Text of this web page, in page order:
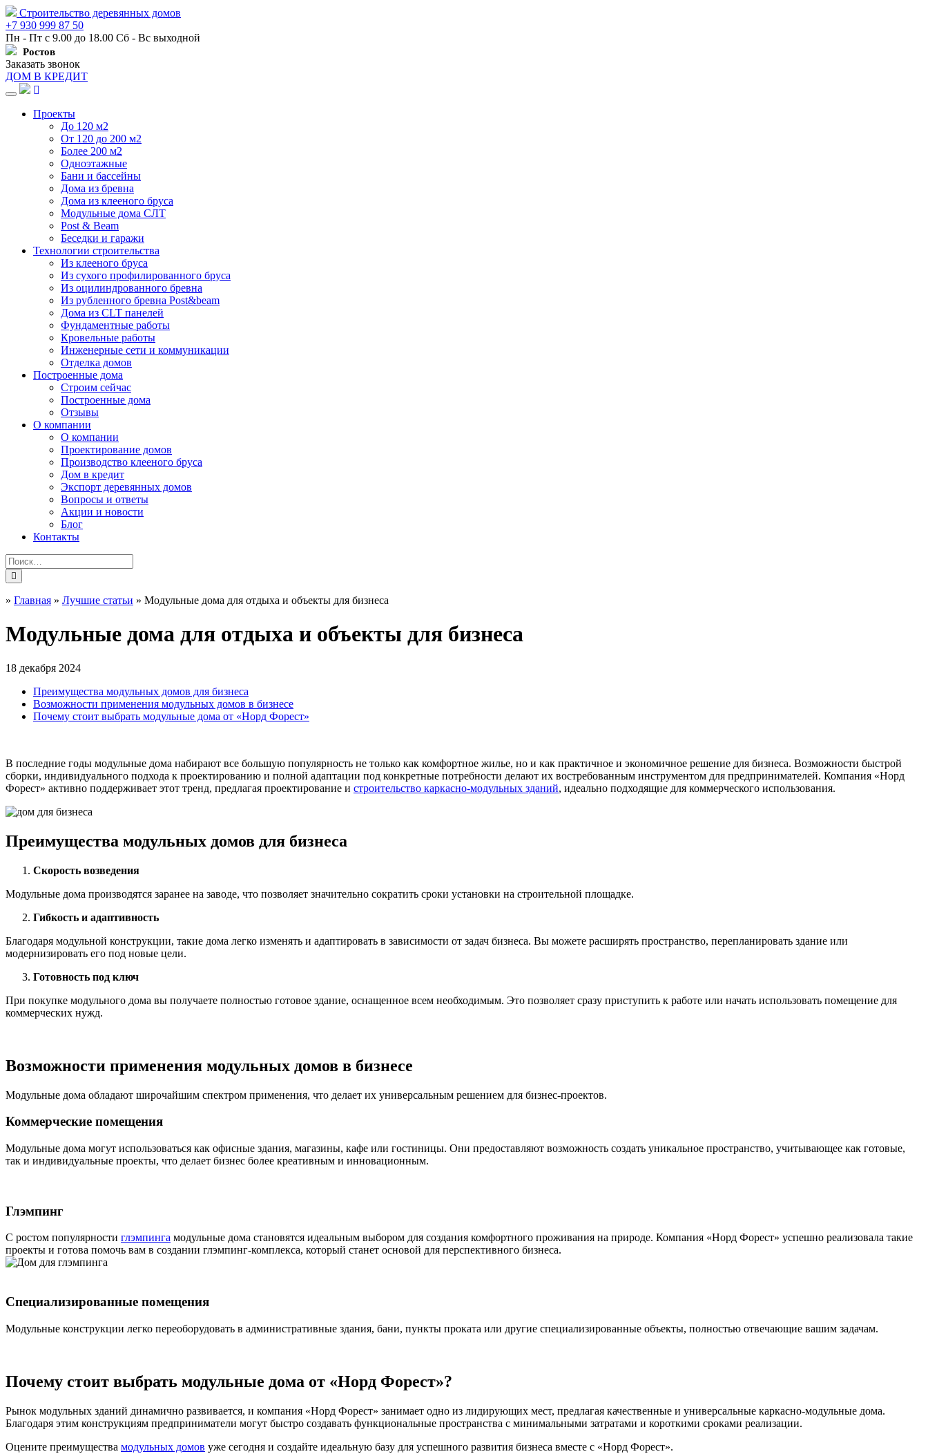
Строительство деревянных домов
+7 930 999 87 50
Пн - Пт с 9.00 до 18.00 Сб - Вс выходной
Ростов
Заказать звонок
ДОМ В КРЕДИТ
Навигация
Проекты
До 120 м2
От 120 до 200 м2
Более 200 м2
Одноэтажные
Бани и бассейны
Дома из бревна
Дома из клееного бруса
Модульные дома СЛТ
Post & Beam
Беседки и гаражи
Технологии строительства
Из клееного бруса
Из сухого профилированного бруса
Из оцилиндрованного бревна
Из рубленного бревна Post&beam
Дома из CLT панелей
Фундаментные работы
Кровельные работы
Инженерные сети и коммуникации
Отделка домов
Построенные дома
Строим сейчас
Построенные дома
Отзывы
О компании
О компании
Проектирование домов
Производство клееного бруса
Дом в кредит
Экспорт деревянных домов
Вопросы и ответы
Акции и новости
Блог
Контакты
» Главная » Лучшие статьи » Модульные дома для отдыха и объекты для бизнеса
Модульные дома для отдыха и объекты для бизнеса
18 декабря 2024
Преимущества модульных домов для бизнеса
Возможности применения модульных домов в бизнесе
Почему стоит выбрать модульные дома от «Норд Форест»
В последние годы модульные дома набирают все большую популярность не только как комфортное жилье, но и как практичное и экономичное решение для бизнеса. Возможности быстрой
сборки, индивидуального подхода к проектированию и полной адаптации под конкретные потребности делают их востребованным инструментом для предпринимателей. Компания «Норд
Форест» активно поддерживает этот тренд, предлагая проектирование и строительство каркасно-модульных зданий, идеально подходящие для коммерческого использования.
Преимущества модульных домов для бизнеса
Скорость возведения
Модульные дома производятся заранее на заводе, что позволяет значительно сократить сроки установки на строительной площадке.
Гибкость и адаптивность
Благодаря модульной конструкции, такие дома легко изменять и адаптировать в зависимости от задач бизнеса. Вы можете расширять пространство, перепланировать здание или
модернизировать его под новые цели.
Готовность под ключ
При покупке модульного дома вы получаете полностью готовое здание, оснащенное всем необходимым. Это позволяет сразу приступить к работе или начать использовать помещение для
коммерческих нужд.
Возможности применения модульных домов в бизнесе
Модульные дома обладают широчайшим спектром применения, что делает их универсальным решением для бизнес-проектов.
Коммерческие помещения
Модульные дома могут использоваться как офисные здания, магазины, кафе или гостиницы. Они предоставляют возможность создать уникальное пространство, учитывающее как готовые,
так и индивидуальные проекты, что делает бизнес более креативным и инновационным.
Глэмпинг
С ростом популярности глэмпинга модульные дома становятся идеальным выбором для создания комфортного проживания на природе. Компания «Норд Форест» успешно реализовала такие
проекты и готова помочь вам в создании глэмпинг-комплекса, который станет основой для перспективного бизнеса.
Специализированные помещения
Модульные конструкции легко переоборудовать в административные здания, бани, пункты проката или другие специализированные объекты, полностью отвечающие вашим задачам.
Почему стоит выбрать модульные дома от «Норд Форест»?
Рынок модульных зданий динамично развивается, и компания «Норд Форест» занимает одно из лидирующих мест, предлагая качественные и универсальные каркасно-модульные дома.
Благодаря этим конструкциям предприниматели могут быстро создавать функциональные пространства с минимальными затратами и короткими сроками реализации.
Оцените преимущества модульных домов уже сегодня и создайте идеальную базу для успешного развития бизнеса вместе с «Норд Форест».